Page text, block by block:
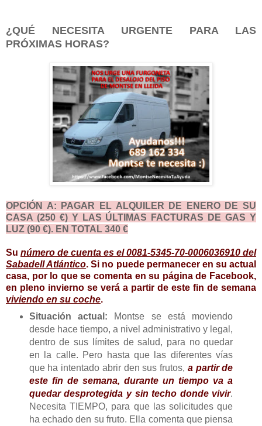
¿QUÉ NECESITA URGENTE PARA LAS
PRÓXIMAS HORAS?
OPCIÓN A: PAGAR EL ALQUILER DE ENERO DE SU
CASA (250 €) Y LAS ÚLTIMAS FACTURAS DE GAS Y
LUZ (90 €). EN TOTAL 340 €
Su número de cuenta es el 0081-5345-70-0006036910 del
Sabadell Atlántico. Si no puede permanecer en su actual
casa, por lo que se comenta en su página de Facebook,
en pleno invierno se verá a partir de este fin de semana
viviendo en su coche.
Situación actual: Montse se está moviendo
desde hace tiempo, a nivel administrativo y legal,
dentro de sus límites de salud, para no quedar
en la calle. Pero hasta que las diferentes vías
que ha intentado abrir den sus frutos, a partir de
este fin de semana, durante un tiempo va a
quedar desprotegida y sin techo donde vivir.
Necesita TIEMPO, para que las solicitudes que
ha echado den su fruto. Ella comenta que piensa